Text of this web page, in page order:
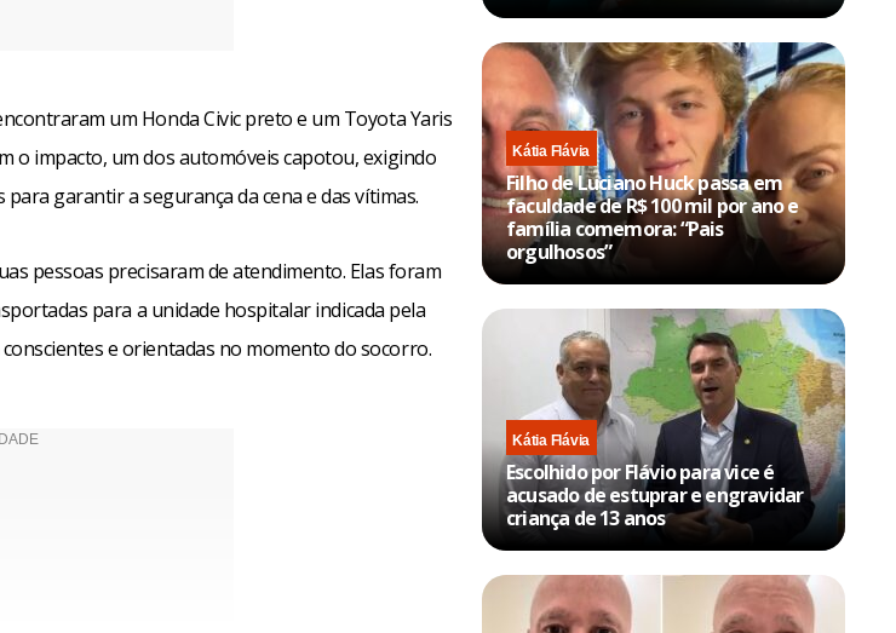
um Honda Civic preto e um Toyota Yaris
o impacto, um dos automóveis capotou, exigindo
garantir a segurança da cena e das vítimas.
pessoas precisaram de atendimento. Elas foram
para a unidade hospitalar indicada pela
e orientadas no momento do socorro.
Kátia Flávia
Filho de Luciano Huck passa em
faculdade de R$ 100 mil por ano e
família comemora: “Pais
orgulhosos”
Kátia Flávia
Escolhido por Flávio para vice é
acusado de estuprar e engravidar
criança de 13 anos